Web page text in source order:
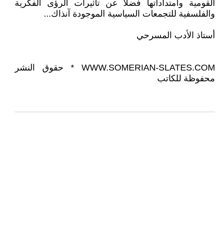
القومية وامتداداتها فضلا عن تأثيرات الرؤى الفكرية
والفلسفية للتجمعات السياسية الموجودة آنذاك...
أستاذ الأدب المسرحي
WWW.SOMERIAN-SLATES.COM * حقوق النشر
محفوظة للكاتب